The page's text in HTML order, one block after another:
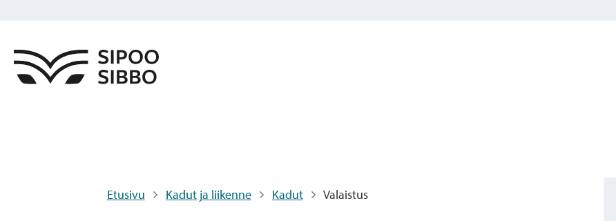
Etusivu Kadut ja liikenne Kadut Valaistus